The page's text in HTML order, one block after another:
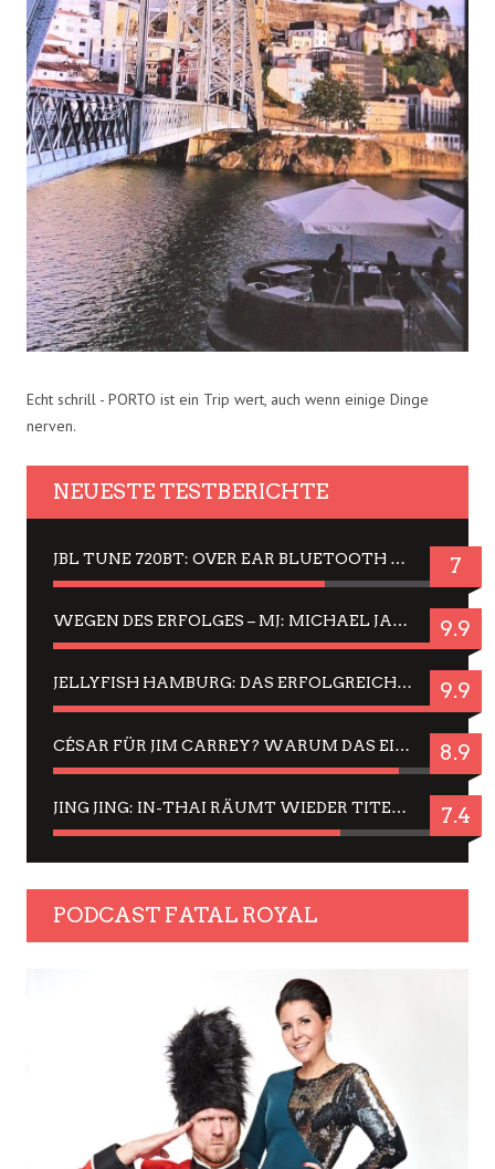
Echt schrill - PORTO ist ein Trip wert, auch wenn einige Dinge
nerven.
NEUESTE TESTBERICHTE
JBL TUNE 720BT: OVER EAR BLUETOOTH KOPFHÖRER UM DIE 50,-€ IM DAUER-TEST 7
WEGEN DES ERFOLGES – MJ: MICHAEL JACKSON MUSICAL IN EINER MATINEE SEHEN 9.9
JELLYFISH HAMBURG: DAS ERFOLGREICHE SOMMER-MENÜ 2025 IN GEFÜHLEN UND BILDERN 9.9
CÉSAR FÜR JIM CARREY? WARUM DAS EINER DER NERVIGSTEN ACTORS IST UND BLEIBT 8.9
JING JING: IN-THAI RÄUMT WIEDER TITEL AB – EIN ZWEI-STUNDEN-ERLEBNISBERICHT 7.4
PODCAST FATAL ROYAL